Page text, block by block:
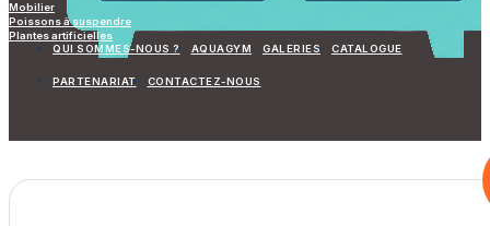
Mobilier
Poissons à suspendre
Plantes artificielles
QUI SOMMES-NOUS ?
AQUAGYM GALERIES CATALOGUE
PARTENARIAT CONTACTEZ-NOUS